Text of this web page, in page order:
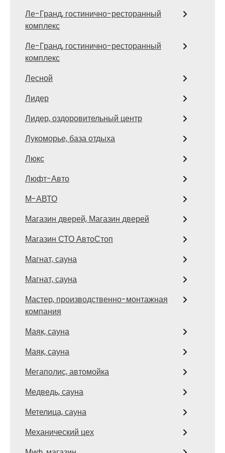
Ле-Гранд, гостинично-ресторанный
комплекс
Ле-Гранд, гостинично-ресторанный
комплекс
Лесной
Лидер
Лидер, оздоровительный центр
Лукоморье, база отдыха
Люкс
Люфт-Авто
М-АВТО
Магазин дверей, Магазин дверей
Магазин СТО АвтоСтоп
Магнат, сауна
Магнат, сауна
Мастер, производственно-монтажная
компания
Маяк, сауна
Маяк, сауна
Мегаполис, автомойка
Медведь, сауна
Метелица, сауна
Механический цех